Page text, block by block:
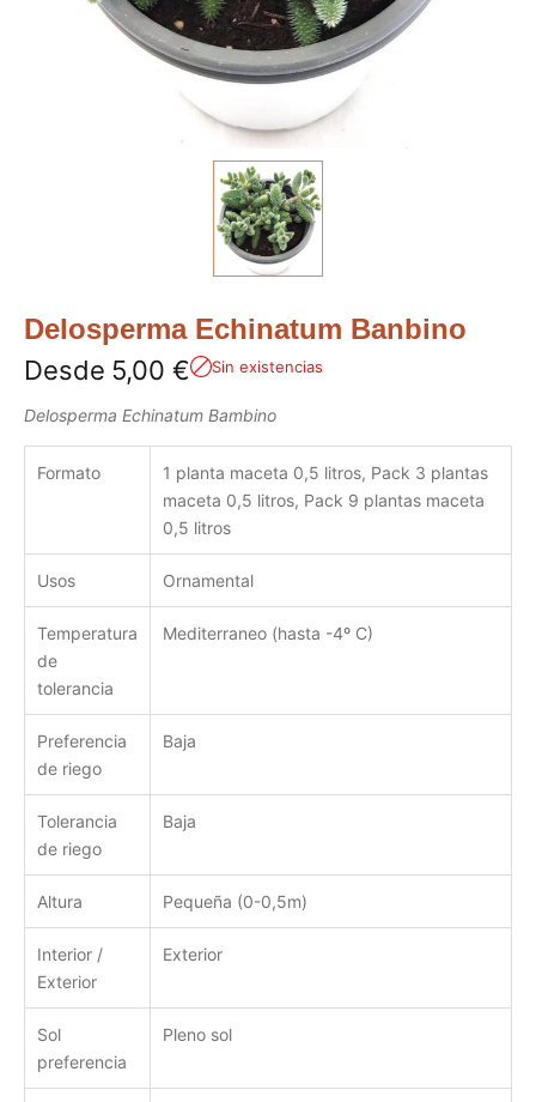
Delosperma Echinatum Banbino
Desde 5,00 € Sin existencias
Delosperma Echinatum Bambino
Formato
1 planta maceta 0,5 litros, Pack 3 plantas
maceta 0,5 litros, Pack 9 plantas maceta
0,5 litros
Usos Ornamental
Temperatura
de
tolerancia
Mediterraneo (hasta -4º C)
Preferencia
de riego
Baja
Tolerancia
de riego
Baja
Altura Pequeña (0-0,5m)
Interior /
Exterior
Exterior
Sol
preferencia
Pleno sol